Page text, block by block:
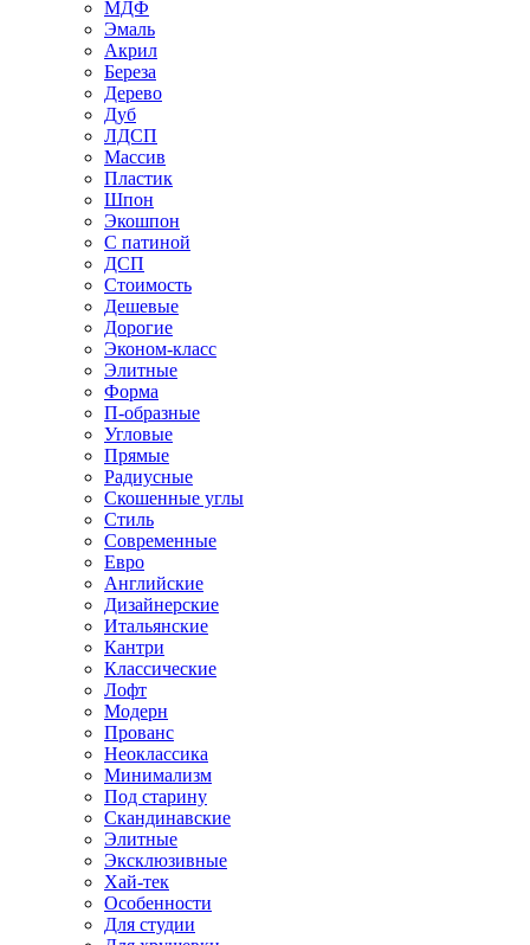
МДФ
Эмаль
Акрил
Береза
Дерево
Дуб
ЛДСП
Массив
Пластик
Шпон
Экошпон
С патиной
ДСП
Стоимость
Дешевые
Дорогие
Эконом-класс
Элитные
Форма
П-образные
Угловые
Прямые
Радиусные
Скошенные углы
Стиль
Современные
Евро
Английские
Дизайнерские
Итальянские
Кантри
Классические
Лофт
Модерн
Прованс
Неоклассика
Минимализм
Под старину
Скандинавские
Элитные
Эксклюзивные
Хай-тек
Особенности
Для студии